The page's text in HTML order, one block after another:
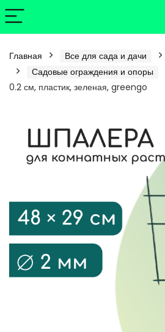
Главная Все для сада и дачи
Садовые ограждения и опоры
0.2 см, пластик, зеленая, greengo